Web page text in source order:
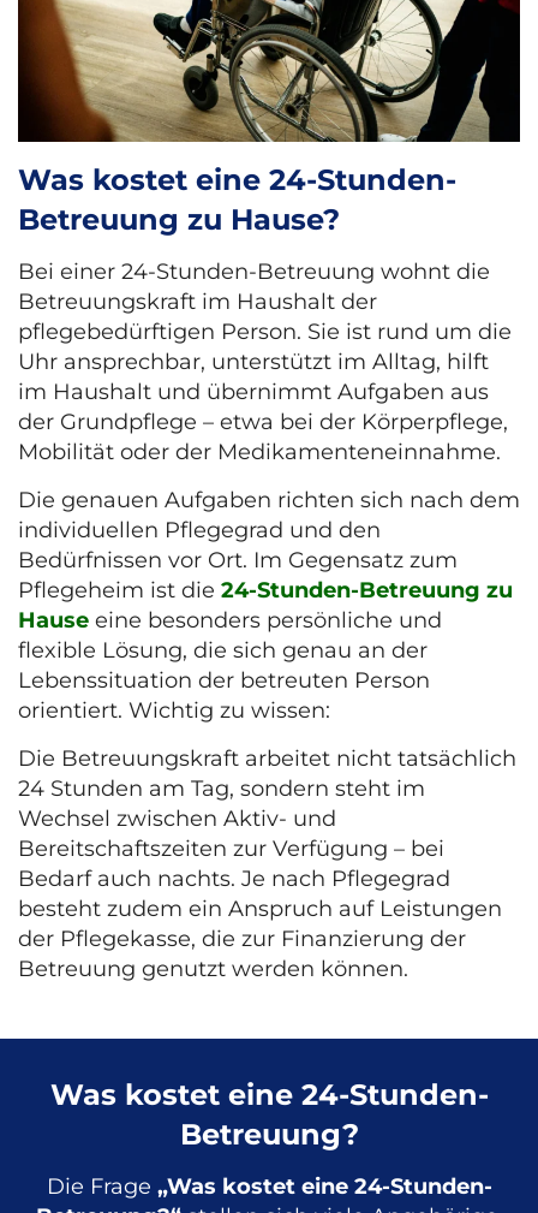
Was kostet eine 24-Stunden-
Betreuung zu Hause?
Bei einer 24-Stunden-Betreuung wohnt die
Betreuungskraft im Haushalt der
pflegebedürftigen Person. Sie ist rund um die
Uhr ansprechbar, unterstützt im Alltag, hilft
im Haushalt und übernimmt Aufgaben aus
der Grundpflege – etwa bei der Körperpflege,
Mobilität oder der Medikamenteneinnahme.
Die genauen Aufgaben richten sich nach dem
individuellen Pflegegrad und den
Bedürfnissen vor Ort. Im Gegensatz zum
Pflegeheim ist die 24-Stunden-Betreuung zu
Hause eine besonders persönliche und
flexible Lösung, die sich genau an der
Lebenssituation der betreuten Person
orientiert. Wichtig zu wissen:
Die Betreuungskraft arbeitet nicht tatsächlich
24 Stunden am Tag, sondern steht im
Wechsel zwischen Aktiv- und
Bereitschaftszeiten zur Verfügung – bei
Bedarf auch nachts. Je nach Pflegegrad
besteht zudem ein Anspruch auf Leistungen
der Pflegekasse, die zur Finanzierung der
Betreuung genutzt werden können.
Was kostet eine 24-Stunden-
Betreuung?
Die Frage „Was kostet eine 24-Stunden-